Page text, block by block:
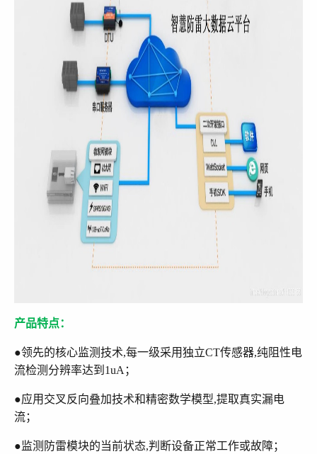
产品特点：
●领先的核心监测技术,每一级采用独立CT传感器,纯阻性电
流检测分辨率达到1uA；
●应用交叉反向叠加技术和精密数学模型,提取真实漏电
流；
●监测防雷模块的当前状态,判断设备正常工作或故障；